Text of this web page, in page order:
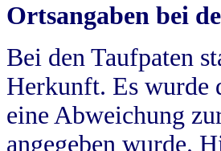
Ortsangaben bei
Bei den Taufpaten
Herkunft. Es wurde
eine Abweichung
angegeben wurde.